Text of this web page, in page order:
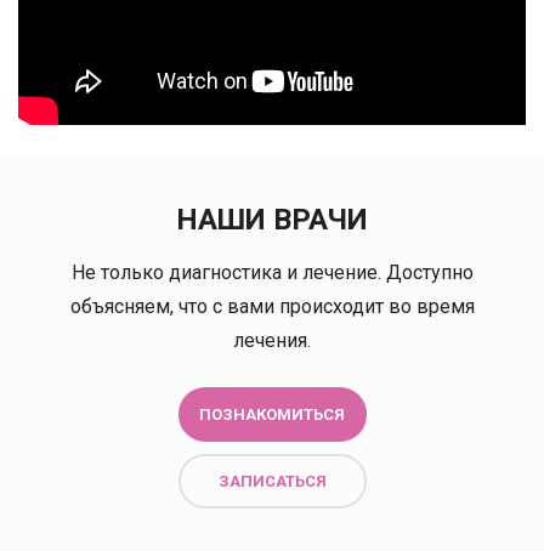
НАШИ ВРАЧИ
Не только диагностика и лечение. Доступно
объясняем, что с вами происходит во время
лечения.
ПОЗНАКОМИТЬСЯ
ЗАПИСАТЬСЯ